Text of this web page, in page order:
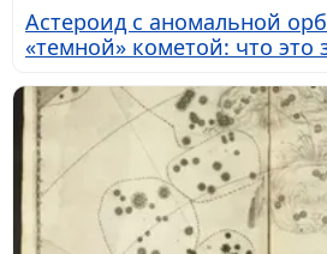
Астероид с аномальной
«темной» кометой: что это